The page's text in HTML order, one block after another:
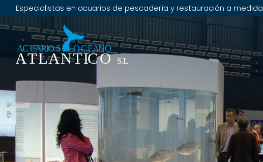
Especialistas en acuarios de pescadería y restauración a medida